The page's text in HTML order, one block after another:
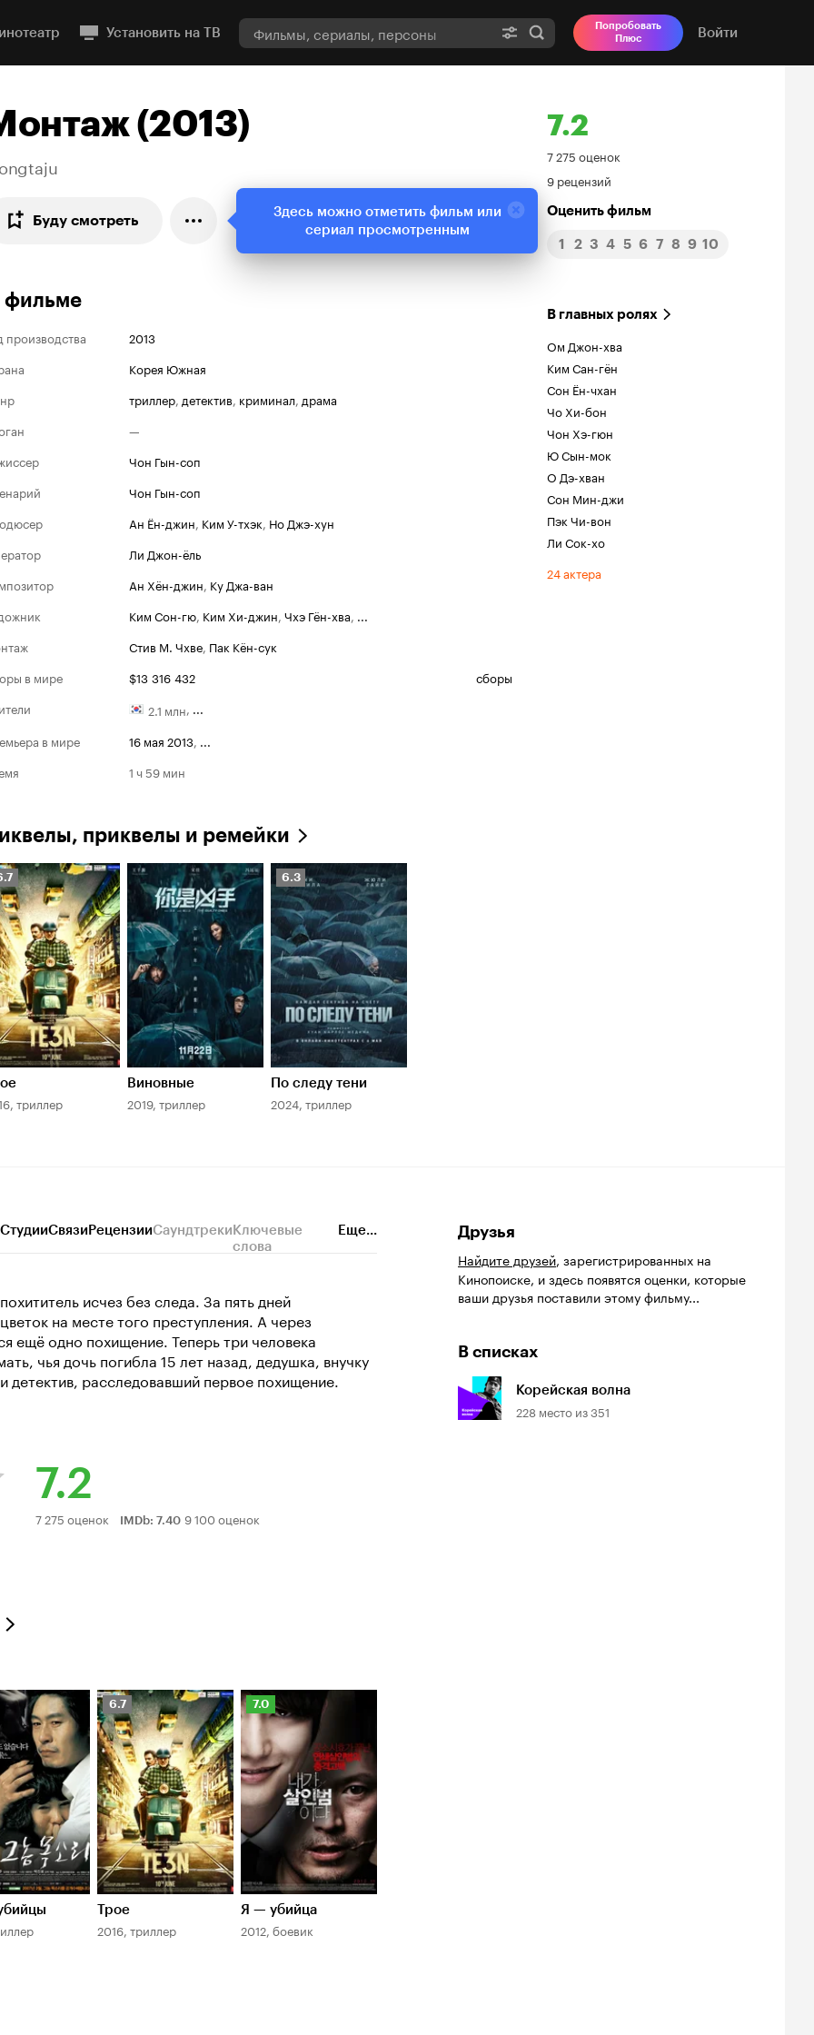
Установить на ТВ
Попробовать
Плюс
Войти
(2013)
Буду смотреть
7.2
Рейтинг
Кинопоиска
7.2
7 275 оценок
9 рецензий
Оценить фильм
1 2 3 4 5 6 7 8 9 10
производства
2013
Корея Южная
триллер, детектив, криминал, драма
—
Чон Гын-соп
Чон Гын-соп
Ан Ён-джин, Ким У-тхэк, Но Джэ-хун
Ли Джон-ёль
Ан Хён-джин, Ку Джа-ван
Ким Сон-гю, Ким Хи-джин, Чхэ Гён-хва, ...
Стив М. Чхве, Пак Кён-сук
в мире
$13 316 432
сборы
2.1 млн, ...
в мире
16 мая 2013
1 ч 59 мин
В главных ролях
Ом Джон-хва
Ким Сан-гён
Сон Ён-чхан
Чо Хи-бон
Чон Хэ-гюн
Ю Сын-мок
О Дэ-хван
Сон Мин-джи
Пэк Чи-вон
Ли Сок-хо
24 актера
приквелы и ремейки
триллер
Виновные
2019, триллер
Рейтинг
Кинопоиска
6.3
6.3
По следу тени
2024, триллер
СтудииСвязиРецензииСаундтрекиКлючевые
слова
Еще...
исчез без следа. За пять дней
на месте того преступления. А через
ещё одно похищение. Теперь три человека
чья дочь погибла 15 лет назад, дедушка, внучку
детектив, расследовавший первое похищение.
7.2
Рейтинг
7 275 оценок IMDb: 7.40 9 100 оценок
Рейтинг
Кинопоиска
6.7
6.7
Трое
2016, триллер
Рейтинг
Кинопоиска
7.0
7.0
Я — убийца
2012, боевик
Друзья
Найдите друзей, зарегистрированных на
Кинопоиске, и здесь появятся оценки, которые
ваши друзья поставили этому фильму...
В списках
Корейская волна
228 место из351
Здесь можно отметить фильм или
сериал просмотренным